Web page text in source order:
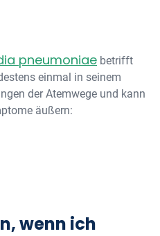
pneumoniae betrifft
einmal in seinem
der Atemwege und kann
äußern:
wenn ich